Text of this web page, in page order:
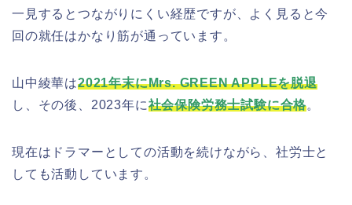
一見するとつながりにくい経歴ですが、よく見ると今
回の就任はかなり筋が通っています。
山中綾華は2021年末にMrs. GREEN APPLEを脱退
し、その後、2023年に社会保険労務士試験に合格。
現在はドラマーとしての活動を続けながら、社労士と
しても活動しています。